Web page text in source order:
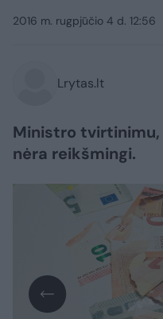
2016 m. rugpjūčio 4 d. 12:56
Lrytas.lt
Ministro
nėra reikšmingi.